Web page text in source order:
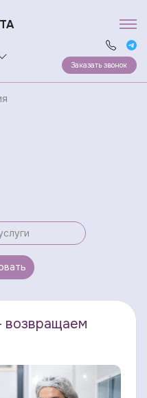
Заказать звонок
возвращаем